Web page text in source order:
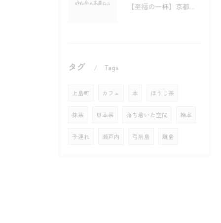
【至福の一杯】京都・宇治茶の歴史と老舗が贈る「究極の銘茶」巡り
タグ Tags
上島町 カフェ 本 ほうじ茶
抹茶 日本茶 落ち着いた空間 絵本
子連れ 瀬戸内 弓削島 離島